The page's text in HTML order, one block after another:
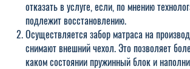
отказать в услуге, если, по мнению
подлежит восстановлению.
Осуществляется забор матраса на
снимают внешний чехол. Это позволяет
каком состоянии пружинный блок и